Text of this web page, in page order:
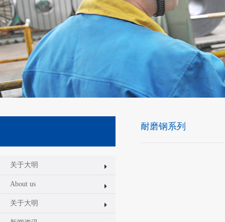
关于大明
About us
关于大明
耐磨钢系列